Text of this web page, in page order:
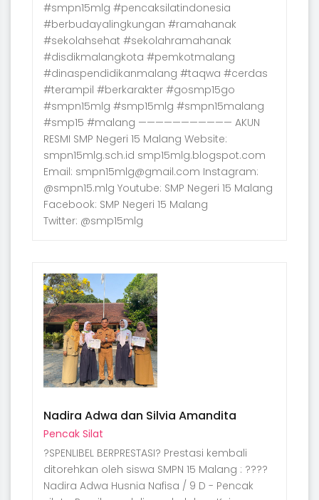
#smpn15mlg #pencaksilatindonesia
#berbudayalingkungan #ramahanak
#sekolahsehat #sekolahramahanak
#disdikmalangkota #pemkotmalang
#dinaspendidikanmalang #taqwa #cerdas
#terampil #berkarakter #gosmp15go
#smpn15mlg #smp15mlg #smpn15malang
#smp15 #malang ——————————— AKUN
RESMI SMP Negeri 15 Malang Website:
smpn15mlg.sch.id smp15mlg.blogspot.com
Email: smpn15mlg@gmail.com Instagram:
@smpn15.mlg Youtube: SMP Negeri 15 Malang
Facebook: SMP Negeri 15 Malang
Twitter: @smp15mlg
Nadira Adwa dan Silvia Amandita
Pencak Silat
?SPENLIBEL BERPRESTASI? Prestasi kembali
ditorehkan oleh siswa SMPN 15 Malang : ????
Nadira Adwa Husnia Nafisa / 9 D - Pencak